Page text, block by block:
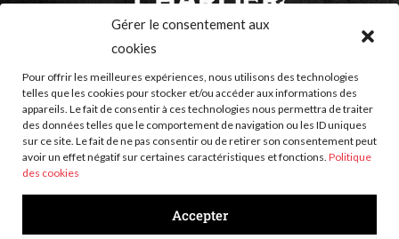
Gérer le consentement aux
cookies
Pour offrir les meilleures expériences, nous utilisons des technologies
telles que les cookies pour stocker et/ou accéder aux informations des
appareils. Le fait de consentir à ces technologies nous permettra de traiter
des données telles que le comportement de navigation ou les ID uniques
sur ce site. Le fait de ne pas consentir ou de retirer son consentement peut
avoir un effet négatif sur certaines caractéristiques et fonctions. Politique
des cookies
Accepter
Contactez-nous
Rue de l’Abbaye 47, 4432 Ans
Tél.+32 (0)4/239.78.70
infos@ateliercharlier.com
BE 0651.602.943
Nos points de vente